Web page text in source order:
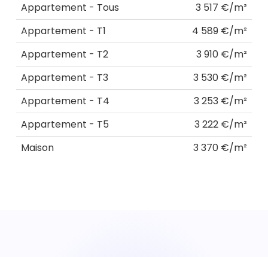
Appartement - Tous
3 517 €/m²
Appartement - T1
4 589 €/m²
Appartement - T2
3 910 €/m²
Appartement - T3
3 530 €/m²
Appartement - T4
3 253 €/m²
Appartement - T5
3 222 €/m²
Maison
3 370 €/m²